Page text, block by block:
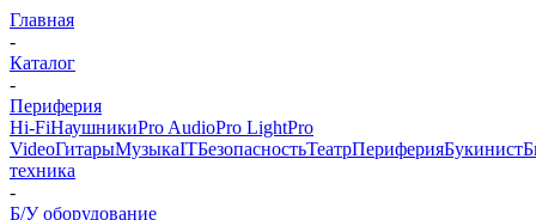
Главная
-
Каталог
-
Периферия
Hi-FiНаушникиPro AudioPro LightPro
VideoГитарыМузыкаITБезопасностьТеатрПериферияБукинист
техника
-
Б/У оборудование